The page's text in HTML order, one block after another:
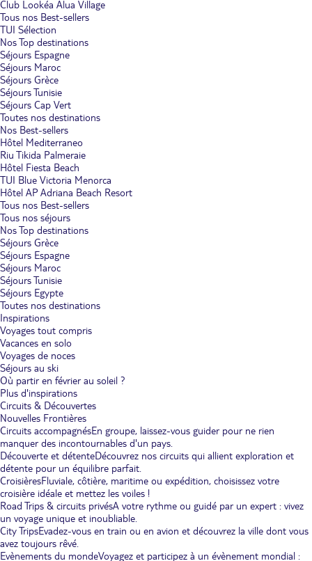
Club Lookéa Alua Village
Tous nos Best-sellers
TUI Sélection
Nos Top destinations
Séjours Espagne
Séjours Maroc
Séjours Grèce
Séjours Tunisie
Séjours Cap Vert
Toutes nos destinations
Nos Best-sellers
Hôtel Mediterraneo
Riu Tikida Palmeraie
Hôtel Fiesta Beach
TUI Blue Victoria Menorca
Hôtel AP Adriana Beach Resort
Tous nos Best-sellers
Tous nos séjours
Nos Top destinations
Séjours Grèce
Séjours Espagne
Séjours Maroc
Séjours Tunisie
Séjours Egypte
Toutes nos destinations
Inspirations
Voyages tout compris
Vacances en solo
Voyages de noces
Séjours au ski
Où partir en février au soleil ?
Plus d'inspirations
Circuits & Découvertes
Nouvelles Frontières
Circuits accompagnésEn groupe, laissez-vous guider pour ne rien
manquer des incontournables d'un pays.
Découverte et détenteDécouvrez nos circuits qui allient exploration et
détente pour un équilibre parfait.
CroisièresFluviale, côtière, maritime ou expédition, choisissez votre
croisière idéale et mettez les voiles !
Road Trips & circuits privésA votre rythme ou guidé par un expert : vivez
un voyage unique et inoubliable.
City TripsEvadez-vous en train ou en avion et découvrez la ville dont vous
avez toujours rêvé.
Evènements du mondeVoyagez et participez à un évènement mondial :